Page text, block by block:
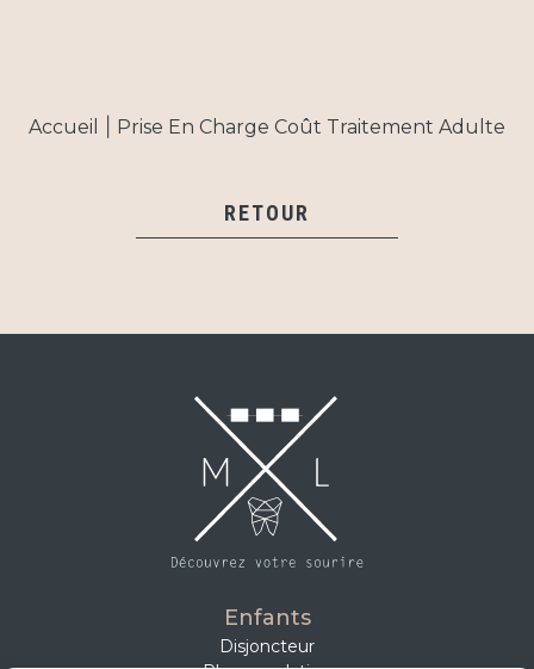
Accueil Prise En Charge Coût Traitement Adulte
RETOUR
Enfants
Disjoncteur